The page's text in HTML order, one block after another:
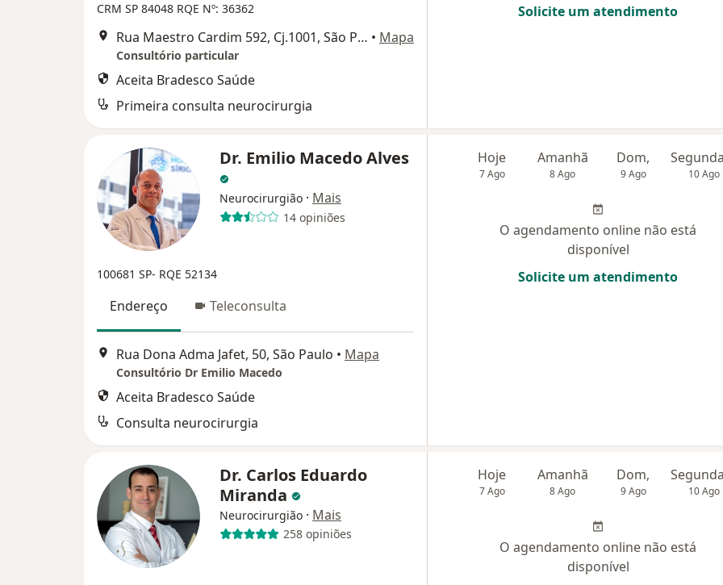
CRM SP 84048 RQE Nº: 36362
Rua Maestro Cardim 592, Cj.1001, São Paulo • Mapa
Consultório particular
Aceita Bradesco Saúde
Primeira consulta neurocirurgia
Solicite um atendimento
Dr. Emilio Macedo Alves
Neurocirurgião · Mais
14 opiniões
100681 SP- RQE 52134
Endereço Teleconsulta
Rua Dona Adma Jafet, 50, São Paulo • Mapa
Consultório Dr Emilio Macedo
Aceita Bradesco Saúde
Consulta neurocirurgia
Hoje
7 Ago
Amanhã
8 Ago
Dom,
9 Ago 10 Ago
O agendamento online não está
disponível
Solicite um atendimento
Dr. Carlos Eduardo
Miranda
Neurocirurgião · Mais
258 opiniões
Hoje
7 Ago
Amanhã
8 Ago
Dom,
9 Ago 10 Ago
O agendamento online não está
disponível